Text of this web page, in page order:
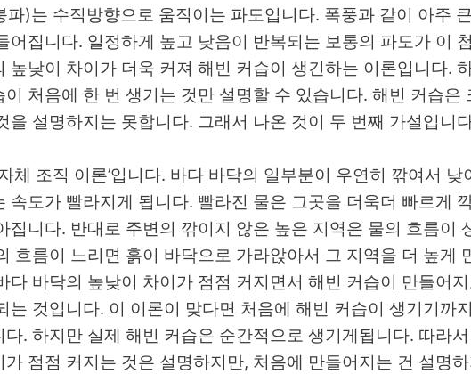
파)는 수직방향으로 움직이는 파도입니다. 폭풍과 같이 아주
어집니다. 일정하게 높고 낮음이 반복되는 보통의 파도가 이
높낮이 차이가 더욱 커져 해빈 커습이 생긴하는 이론입니다.
이 처음에 한 번 생기는 것만 설명할 수 있습니다. 해빈 커습은
을 설명하지는 못합니다. 그래서 나온 것이 두 번째 가설입니
체 조직 이론’입니다. 바다 바닥의 일부분이 우연히 깎여서 낮
속도가 빨라지게 됩니다. 빨라진 물은 그곳을 더욱더 빠르게
집니다. 반대로 주변의 깎이지 않은 높은 지역은 물의 흐름이
흐름이 느리면 흙이 바닥으로 가라앉아서 그 지역을 더 높게
다 바닥의 높낮이 차이가 점점 커지면서 해빈 커습이 만들어
는 것입니다. 이 이론이 맞다면 처음에 해빈 커습이 생기기까
. 하지만 실제 해빈 커습은 순간적으로 생기게됩니다. 따라
가 점점 커지는 것은 설명하지만, 처음에 만들어지는 건 설명